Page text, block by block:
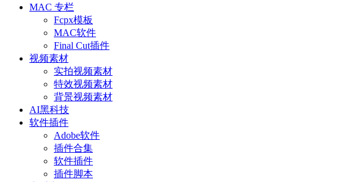
MAC 专栏
Fcpx模板
MAC软件
Final Cut插件
视频素材
实拍视频素材
特效视频素材
背景视频素材
AI黑科技
软件插件
Adobe软件
插件合集
软件插件
插件脚本